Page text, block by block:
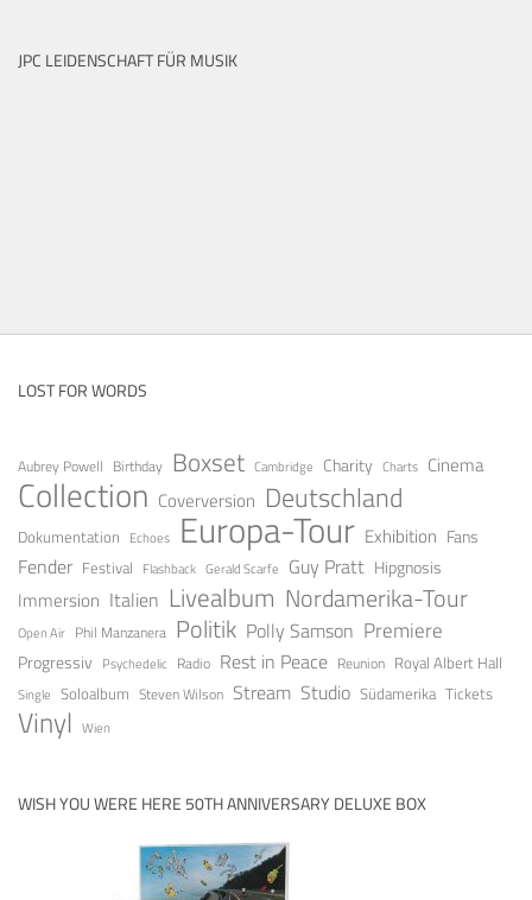
JPC LEIDENSCHAFT FÜR MUSIK
LOST FOR WORDS
Aubrey Powell Birthday Boxset Cambridge Charity Charts Cinema
Collection Coverversion Deutschland
Dokumentation Echoes Europa-Tour Exhibition Fans
Fender Festival Flashback Gerald Scarfe Guy Pratt Hipgnosis
Immersion Italien Livealbum Nordamerika-Tour
Open Air Phil Manzanera Politik Polly Samson Premiere
Progressiv Psychedelic Radio Rest in Peace Reunion Royal Albert Hall
Single Soloalbum Steven Wilson Stream Studio Südamerika Tickets
Vinyl Wien
WISH YOU WERE HERE 50TH ANNIVERSARY DELUXE BOX